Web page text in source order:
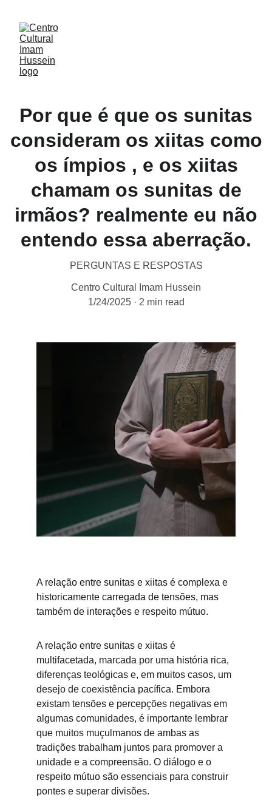
Por que é que os sunitas
consideram os xiitas como
os ímpios , e os xiitas
chamam os sunitas de
irmãos? realmente eu não
entendo essa aberração.
PERGUNTAS E RESPOSTAS
Centro Cultural Imam Hussein
1/24/2025
2 min read
A relação entre sunitas e xiitas é complexa e
historicamente carregada de tensões, mas
também de interações e respeito mútuo.
A relação entre sunitas e xiitas é
multifacetada, marcada por uma história rica,
diferenças teológicas e, em muitos casos, um
desejo de coexistência pacífica. Embora
existam tensões e percepções negativas em
algumas comunidades, é importante lembrar
que muitos muçulmanos de ambas as
tradições trabalham juntos para promover a
unidade e a compreensão. O diálogo e o
respeito mútuo são essenciais para construir
pontes e superar divisões.